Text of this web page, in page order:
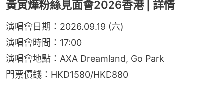
黃寅燁粉絲見面會2026香港 | 詳情
演唱會日期：2026.09.19 (六)
演唱會時間：17:00
演唱會地點：AXA Dreamland, Go Park
門票價錢：HKD1580/HKD880